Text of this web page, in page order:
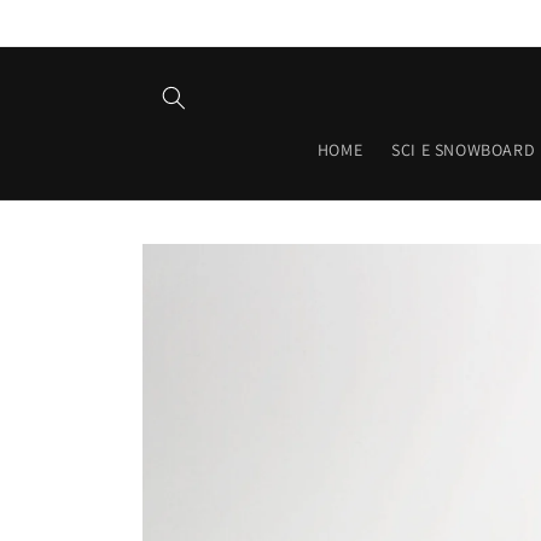
ai contenuti
HOME SCI E SNOWBOARD
Passa alle